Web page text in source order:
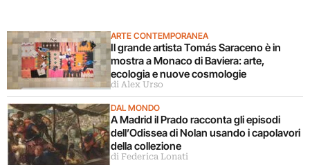
ARTE CONTEMPORANEA
Il grande artista Tomás Saraceno è in
mostra a Monaco di Baviera: arte,
ecologia e nuove cosmologie
di Alex Urso
DAL MONDO
A Madrid il Prado racconta gli episodi
dell’Odissea di Nolan usando i capolavori
della collezione
di Federica Lonati